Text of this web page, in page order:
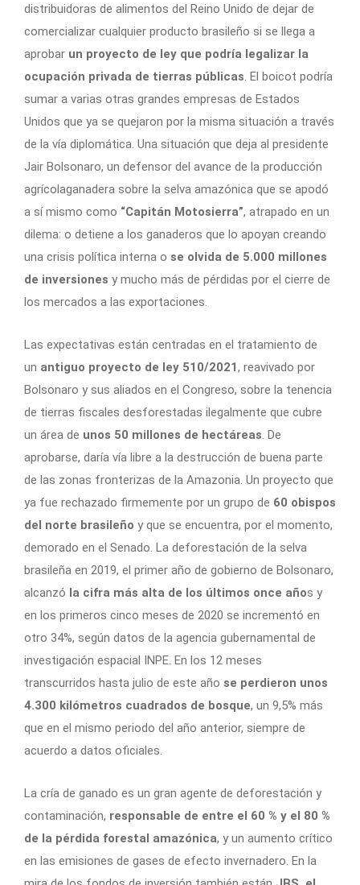
distribuidoras de alimentos del Reino Unido de dejar de
comercializar cualquier producto brasileño si se llega a
aprobar un proyecto de ley que podría legalizar la
ocupación privada de tierras públicas . El boicot podría
sumar a varias otras grandes empresas de Estados
Unidos que ya se quejaron por la misma situación a través
de la vía diplomática. Una situación que deja al presidente
Jair Bolsonaro, un defensor del avance de la producción
agrícolaganadera sobre la selva amazónica que se apodó
a sí mismo como “Capitán Motosierra”, atrapado en un
dilema: o detiene a los ganaderos que lo apoyan creando
una crisis política interna o se olvida de 5.000 millones
de inversiones y mucho más de pérdidas por el cierre de
los mercados a las exportaciones.
Las expectativas están centradas en el tratamiento de
un antiguo proyecto de ley 510/2021, reavivado por
Bolsonaro y sus aliados en el Congreso, sobre la tenencia
de tierras fiscales desforestadas ilegalmente que cubre
un área de unos 50 millones de hectáreas . De
aprobarse, daría vía libre a la destrucción de buena parte
de las zonas fronterizas de la Amazonia. Un proyecto que
ya fue rechazado firmemente por un grupo de 60 obispos
del norte brasileño y que se encuentra, por el momento,
demorado en el Senado. La deforestación de la selva
brasileña en 2019, el primer año de gobierno de Bolsonaro,
alcanzó la cifra más alta de los últimos once años y
en los primeros cinco meses de 2020 se incrementó en
otro 34%, según datos de la agencia gubernamental de
investigación espacial INPE. En los 12 meses
transcurridos hasta julio de este año se perdieron unos
4.300 kilómetros cuadrados de bosque, un 9,5% más
que en el mismo periodo del año anterior, siempre de
acuerdo a datos oficiales.
La cría de ganado es un gran agente de deforestación y
contaminación, responsable de entre el 60 % y el 80 %
de la pérdida forestal amazónica, y un aumento crítico
en las emisiones de gases de efecto invernadero. En la